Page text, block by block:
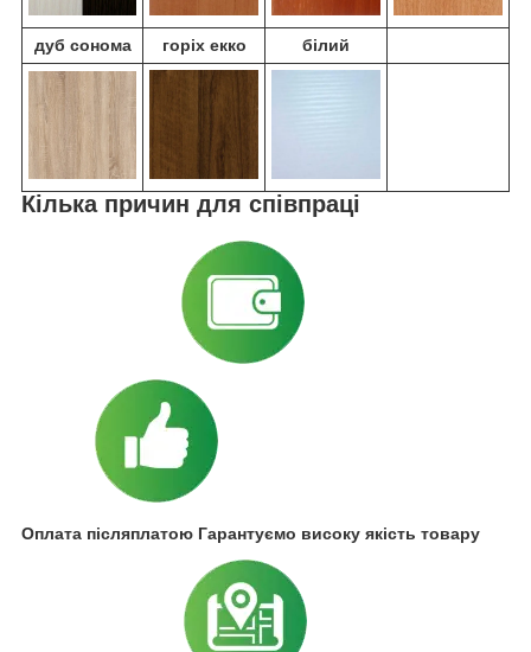
дуб сонома горіх екко білий
Кілька причин для співпраці
Оплата післяплатою Гарантуємо високу якість товару